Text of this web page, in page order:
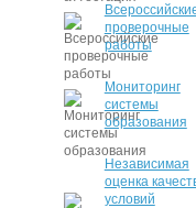
проверочные
работы
Мониторинг
системы
образования
Независимая
оценка
условий